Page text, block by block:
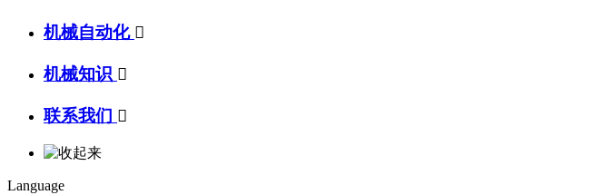
机械自动化 
机械知识 
联系我们 
Language